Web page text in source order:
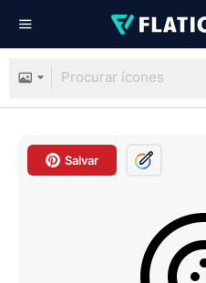
Salvar